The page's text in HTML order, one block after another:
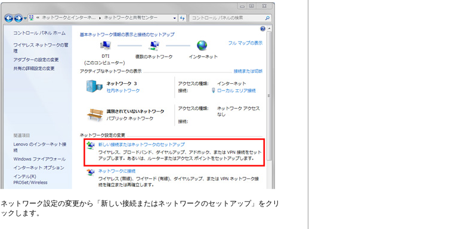
ネットワーク設定の変更から「新しい接続またはネットワークのセットアップ」をクリ
ックします。